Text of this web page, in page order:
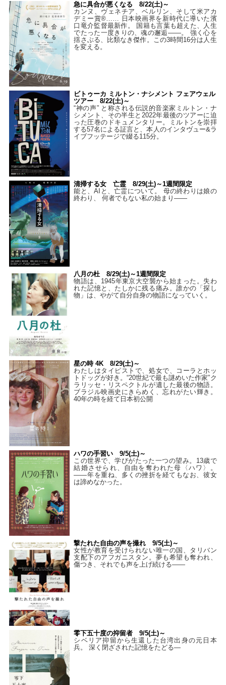
急に具合が悪くなる 8/22(土)～
カンヌ、ヴェネチア、ベルリン、そして米アカ
デミー賞®…… 日本映画界を新時代に導いた濱
口竜介監督最新作。 国籍も言葉も超えた、人生
でたった一度きりの、魂の邂逅――。 強く心を
揺さぶる、比類なき傑作。この3時間16分は人生
を変える。
ビトゥーカ ミルトン・ナシメント フェアウェル
ツアー 8/22(土)～
“神の声” と称される伝説的音楽家ミルトン・ナ
シメント、その半生と2022年最後のツアーに迫
った圧巻のドキュメンタリー。ミルトンを崇拝
する57名による証言と、本人のインタヴュー&ラ
イブフッテージで綴る115分。
清掃する女 亡霊 8/29(土)～1週間限定
能と、AIと、亡霊について。 母の終わりは娘の
終わり、 何者でもない私の始まり――
八月の杜 8/29(土)～1週間限定
物語は、1945年東京大空襲から始まった。失わ
れた記憶と、たしかに残る痛み。誰かの「探し
物」は、やがて自分自身の物語になっていく。
星の時 4K 8/29(土)～
わたしはタイピストで、処⼥で、コーラとホッ
トドッグが好き。“20世紀で最も謎めいた作家”ク
ラリッセ・リスペクトルが遺した最後の物語。
ブラジル映画史にきらめく、忘れがたい輝き。
40年の時を経て⽇本初公開
ハワの手習い 9/5(土)～
この世界で、学びがたった一つの望み。13歳で
結婚させられ、自由を奪われた母〈ハワ〉。
——年を重ね、多くの挫折を経てもなお、彼女
は諦めなかった。
撃たれた自由の声を撮れ 9/5(土)～
女性が教育を受けられない唯一の国、タリバン
支配下のアフガニスタン。夢も希望も奪われ、
傷つき、それでも声を上げ続ける——
零下五十度の抑留者 9/5(土)～
シベリア抑留から生還した台湾出身の元日本
兵。 深く閉ざされた記憶をたどる—